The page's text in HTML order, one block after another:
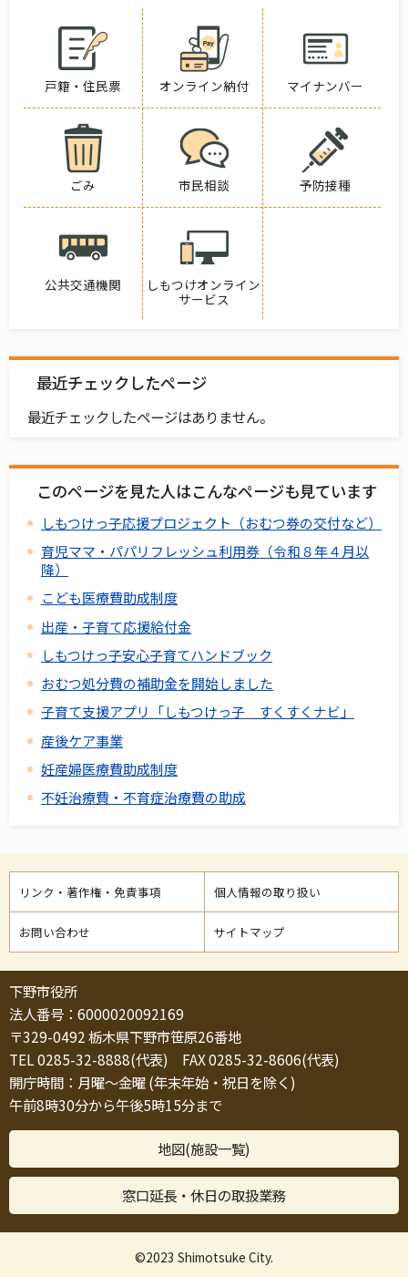
戸籍・住民票 オンライン納付 マイナンバー
ごみ 市民相談 予防接種
公共交通機関
しもつけオンライン
サービス
最近チェックしたページ
最近チェックしたページはありません。
このページを見た人はこんなページも見ています
しもつけっ子応援プロジェクト（おむつ券の交付など）
育児ママ・パパリフレッシュ利用券（令和８年４月以
降）
こども医療費助成制度
出産・子育て応援給付金
しもつけっ子安心子育てハンドブック
おむつ処分費の補助金を開始しました
子育て支援アプリ「しもつけっ子 すくすくナビ」
産後ケア事業
妊産婦医療費助成制度
不妊治療費・不育症治療費の助成
リンク・著作権・免責事項 個人情報の取り扱い
お問い合わせ サイトマップ
下野市役所
法人番号：6000020092169
〒329-0492 栃木県下野市笹原26番地
TEL 0285-32-8888(代表) FAX 0285-32-8606(代表)
開庁時間：月曜～金曜 (年末年始・祝日を除く)
午前8時30分から午後5時15分まで
地図(施設一覧)
窓口延長・休日の取扱業務
©2023 Shimotsuke City.